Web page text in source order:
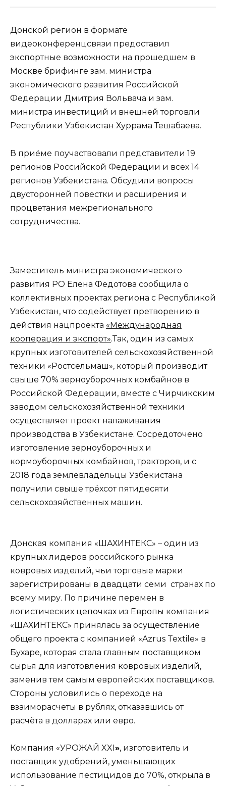
Донской регион в формате
видеоконференцсвязи предоставил
экспортные возможности на прошедшем в
Москве брифинге зам. министра
экономического развития Российской
Федерации Дмитрия Вольвача и зам.
министра инвестиций и внешней торговли
Республики Узбекистан Хуррама Тешабаева.
В приёме поучаствовали представители 19
регионов Российской Федерации и всех 14
регионов Узбекистана. Обсудили вопросы
двусторонней повестки и расширения и
процветания межрегионального
сотрудничества.
Заместитель министра экономического
развития РО Елена Федотова сообщила о
коллективных проектах региона с Республикой
Узбекистан, что содействует претворению в
действия нацпроекта «Международная
кооперация и экспорт».Так, один из самых
крупных изготовителей сельскохозяйственной
техники «Ростсельмаш», который производит
свыше 70% зерноуборочных комбайнов в
Российской Федерации, вместе с Чирчикским
заводом сельскохозяйственной техники
осуществляет проект налаживания
производства в Узбекистане. Сосредоточено
изготовление зерноуборочных и
кормоуборочных комбайнов, тракторов, и с
2018 года землевладельцы Узбекистана
получили свыше трёхсот пятидесяти
сельскохозяйственных машин.
Донская компания «ШАХИНТЕКС» – один из
крупных лидеров российского рынка
ковровых изделий, чьи торговые марки
зарегистрированы в двадцати семи странах по
всему миру. По причине перемен в
логистических цепочках из Европы компания
«ШАХИНТЕКС» принялась за осуществление
общего проекта с компанией «Azrus Textile» в
Бухаре, которая стала главным поставщиком
сырья для изготовления ковровых изделий,
заменив тем самым европейских поставщиков.
Стороны условились о переходе на
взаиморасчеты в рублях, отказавшись от
расчёта в долларах или евро.
Компания «УРОЖАЙ XXI », изготовитель и
поставщик удобрений, уменьшающих
использование пестицидов до 70%, открыла в